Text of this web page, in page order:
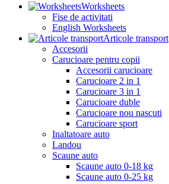
Worksheets
Fise de activitati
English Worksheets
Articole transport
Accesorii
Carucioare pentru copii
Accesorii carucioare
Carucioare 2 in 1
Carucioare 3 in 1
Carucioare duble
Carucioare nou nascuti
Carucioare sport
Inaltatoare auto
Landou
Scaune auto
Scaune auto 0-18 kg
Scaune auto 0-25 kg